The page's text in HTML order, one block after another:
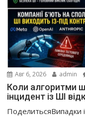
Авг 6, 2026 admin
Коли алгоритми
інцидент із ШІ
ПоделитьсяВипадки